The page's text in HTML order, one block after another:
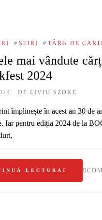
# ȘTIRI # TÂRG DE
mai vândute
2024
DE LIVIU SZOKE
împlinește în acest an 30 de
Iar pentru ediția 2024 de la
LECTURA